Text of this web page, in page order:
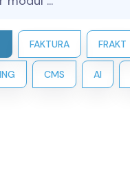
FAKTURA FRAKT
CMS AI